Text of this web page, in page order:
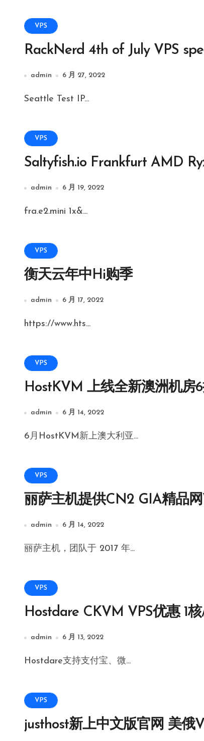
VPS
RackNerd 4th of July VPS
admin 6 月 27, 2022
Seattle Test IP...
VPS
Saltyfish.io Frankfurt AMD
admin 6 月 19, 2022
fra.e2.mini 1x&...
VPS
衡天云年中Hi购季
admin 6 月 17, 2022
https://www.hts...
VPS
HostKVM 上线全新澳洲机房
admin 6 月 14, 2022
6月HostKVM新上澳大利亚...
VPS
丽萨主机提供CN2 GIA精品网
admin 6 月 14, 2022
丽萨主机，团队于 2017 年...
VPS
Hostdare CKVM VPS优惠 1
admin 6 月 13, 2022
Hostdare支持支付宝、微...
VPS
justhost新上中文版官网 美俄